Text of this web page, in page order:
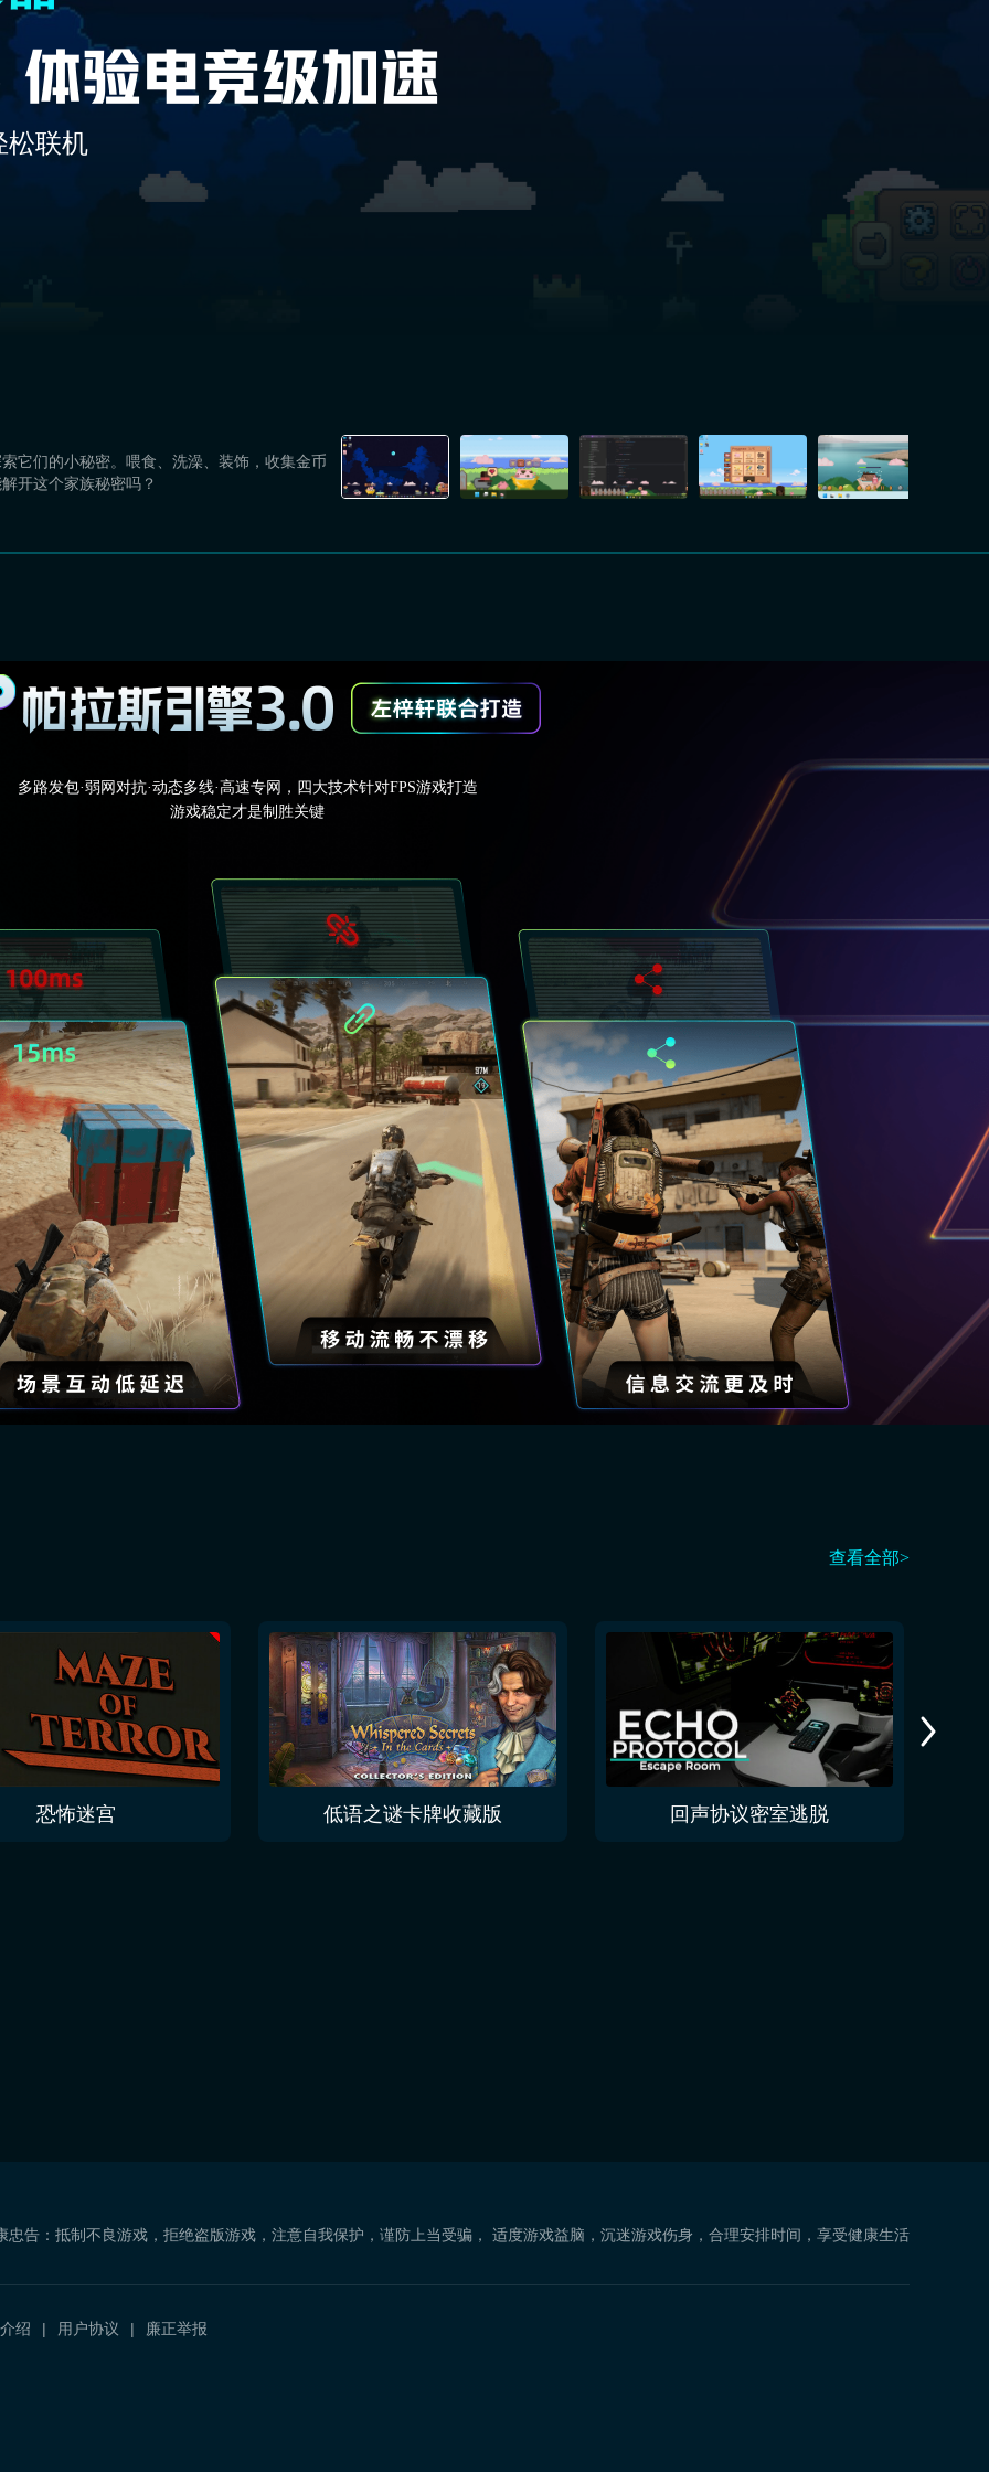
松联机
它们的小秘密。喂食、洗澡、装饰，收集金币
开这个家族秘密吗？
多路发包·弱网对抗·动态多线·高速专网，四大技术针对FPS游戏打造
游戏稳定才是制胜关键
查看全部>
恐怖迷宫 低语之谜卡牌收藏版 回声协议密室逃脱
忠告：抵制不良游戏，拒绝盗版游戏，注意自我保护，谨防上当受骗， 适度游戏益脑，沉迷游戏伤身，合理安排时间，享受健康生活
绍 用户协议 廉正举报